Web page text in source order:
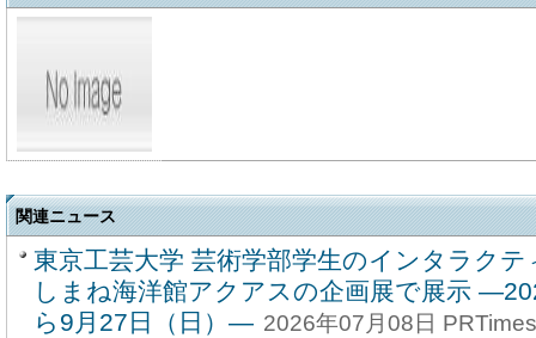
関連ニュース
東京工芸大学 芸術学部学生のインタラク
しまね海洋館アクアスの企画展で展示
ら9月27日（日）― 2026年07月08日 PRTimes